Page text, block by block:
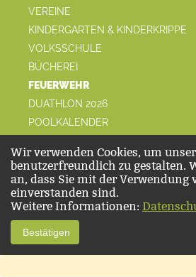
VEREINE
KINDERGARTEN & KINDERKRIPPE
VOLKSSCHULE
BÜCHEREI
FEUERWEHR
DUATHLON 2026
POOLKALENDER
Wir verwenden Cookies, um
benutzerfreundlich zu gestalten.
an, dass Sie mit der Verwendung
einverstanden sind.
Weitere Informationen:
Bestätigen